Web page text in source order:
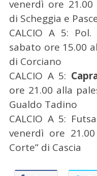
venerdì ore
di Scheggia e
CALCIO A 5:
sabato ore 15.00
di Corciano
CALCIO A 5:
ore 21.00 alla
Gualdo Tadino
CALCIO A 5:
venerdì ore
Corte” di Cascia
c
a
p
e
r
: